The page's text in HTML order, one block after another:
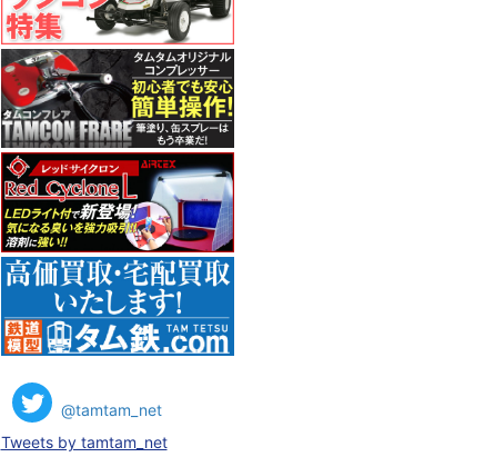
@tamtam_net
Tweets by tamtam_net